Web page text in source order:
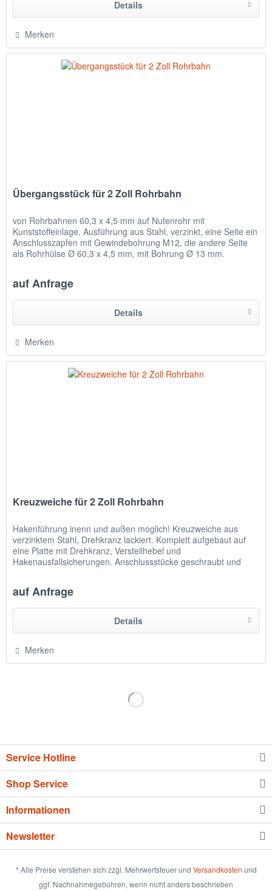
Details
Merken
Übergangsstück für 2 Zoll Rohrbahn
von Rohrbahnen 60,3 x 4,5 mm auf Nutenrohr mit
Kunststoffeinlage. Ausführung aus Stahl, verzinkt, eine Seite ein
Anschlusszapfen mit Gewindebohrung M12, die andere Seite
als Rohrhülse Ø 60,3 x 4,5 mm, mit Bohrung Ø 13 mm.
auf Anfrage
Details
Merken
Kreuzweiche für 2 Zoll Rohrbahn
Hakenführung inenn und außen moglich! Kreuzweiche aus
verzinktem Stahl, Drehkranz lackiert. Komplett aufgebaut auf
eine Platte mit Drehkranz, Verstellhebel und
Hakenausfallsicherungen. Anschlussstücke geschraubt und
auf Anfrage
Details
Merken
Service Hotline
Shop Service
Informationen
Newsletter
* Alle Preise verstehen sich zzgl. Mehrwertsteuer und Versandkosten und
ggf. Nachnahmegebühren, wenn nicht anders beschrieben